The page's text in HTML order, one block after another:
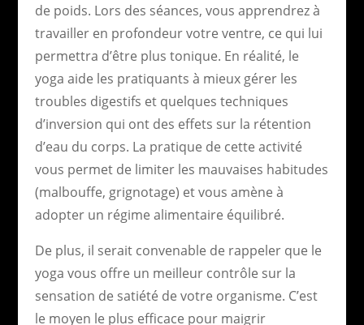
de poids. Lors des séances, vous apprendrez à
travailler en profondeur votre ventre, ce qui lui
permettra d’être plus tonique. En réalité, le
yoga aide les pratiquants à mieux gérer les
troubles digestifs et quelques techniques
d’inversion qui ont des effets sur la rétention
d’eau du corps. La pratique de cette activité
vous permet de limiter les mauvaises habitudes
(malbouffe, grignotage) et vous amène à
adopter un régime alimentaire équilibré.
De plus, il serait convenable de rappeler que le
yoga vous offre un meilleur contrôle sur la
sensation de satiété de votre organisme. C’est
le moyen le plus efficace pour maigrir